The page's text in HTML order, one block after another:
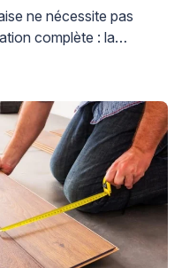
ne nécessite pas
complète : la
la profondeur réelle
savoir évaluer seul
sol en bois, et c’est
[…]